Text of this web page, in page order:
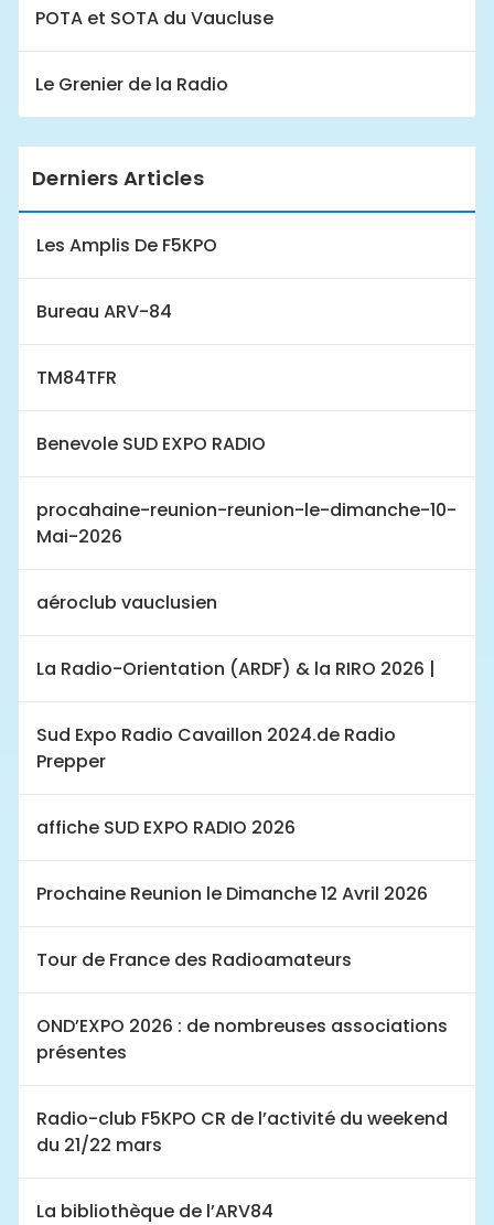
POTA et SOTA du Vaucluse
Le Grenier de la Radio
Derniers Articles
Les Amplis De F5KPO
Bureau ARV-84
TM84TFR
Benevole SUD EXPO RADIO
procahaine-reunion-reunion-le-dimanche-10-
Mai-2026
aéroclub vauclusien
La Radio-Orientation (ARDF) & la RIRO 2026 |
Sud Expo Radio Cavaillon 2024.de Radio
Prepper
affiche SUD EXPO RADIO 2026
Prochaine Reunion le Dimanche 12 Avril 2026
Tour de France des Radioamateurs
OND’EXPO 2026 : de nombreuses associations
présentes
Radio-club F5KPO CR de l’activité du weekend
du 21/22 mars
La bibliothèque de l’ARV84